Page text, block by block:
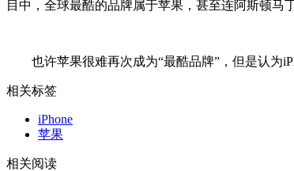
目中，全球最酷的品牌属于苹果，甚至连阿斯顿马
也许苹果很难再次成为“最酷品牌”，但是认为
相关标签
iPhone
苹果
相关阅读